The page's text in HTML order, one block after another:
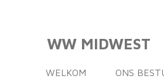
hoofdinhoud
WW MIDWEST
WELKOM ONS